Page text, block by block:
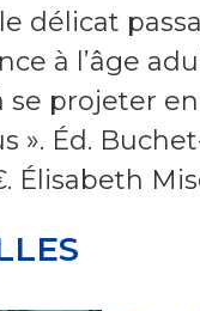
délicat
à l’âge
se projeter
». Éd.
Élisabeth